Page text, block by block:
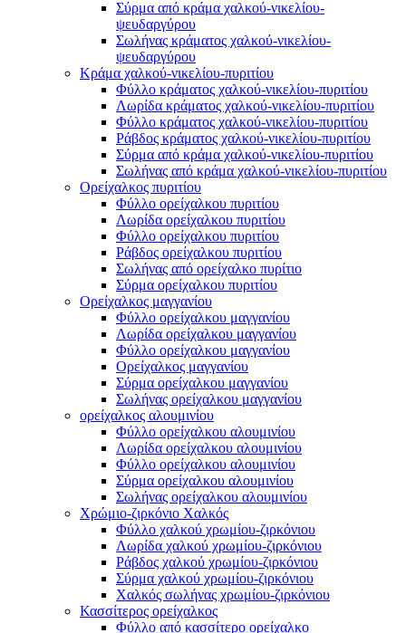
Σύρμα από κράμα χαλκού-νικελίου-
ψευδαργύρου
Σωλήνας κράματος χαλκού-νικελίου-
ψευδαργύρου
Κράμα χαλκού-νικελίου-πυριτίου
Φύλλο κράματος χαλκού-νικελίου-πυριτίου
Λωρίδα κράματος χαλκού-νικελίου-πυριτίου
Φύλλο κράματος χαλκού-νικελίου-πυριτίου
Ράβδος κράματος χαλκού-νικελίου-πυριτίου
Σύρμα από κράμα χαλκού-νικελίου-πυριτίου
Σωλήνας από κράμα χαλκού-νικελίου-πυριτίου
Ορείχαλκος πυριτίου
Φύλλο ορείχαλκου πυριτίου
Λωρίδα ορείχαλκου πυριτίου
Φύλλο ορείχαλκου πυριτίου
Ράβδος ορείχαλκου πυριτίου
Σωλήνας από ορείχαλκο πυρίτιο
Σύρμα ορείχαλκου πυριτίου
Ορείχαλκος μαγγανίου
Φύλλο ορείχαλκου μαγγανίου
Λωρίδα ορείχαλκου μαγγανίου
Φύλλο ορείχαλκου μαγγανίου
Ορείχαλκος μαγγανίου
Σύρμα ορείχαλκου μαγγανίου
Σωλήνας ορείχαλκου μαγγανίου
ορείχαλκος αλουμινίου
Φύλλο ορείχαλκου αλουμινίου
Λωρίδα ορείχαλκου αλουμινίου
Φύλλο ορείχαλκου αλουμινίου
Σύρμα ορείχαλκου αλουμινίου
Σωλήνας ορείχαλκου αλουμινίου
Χρώμιο-ζιρκόνιο Χαλκός
Φύλλο χαλκού χρωμίου-ζιρκόνιου
Λωρίδα χαλκού χρωμίου-ζιρκόνιου
Ράβδος χαλκού χρωμίου-ζιρκόνιου
Σύρμα χαλκού χρωμίου-ζιρκόνιου
Χαλκός σωλήνας χρωμίου-ζιρκόνιου
Κασσίτερος ορείχαλκος
Φύλλο από κασσίτερο ορείχαλκο